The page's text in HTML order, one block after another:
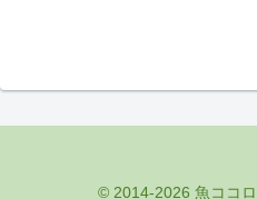
© 2014-2026 魚ココロ